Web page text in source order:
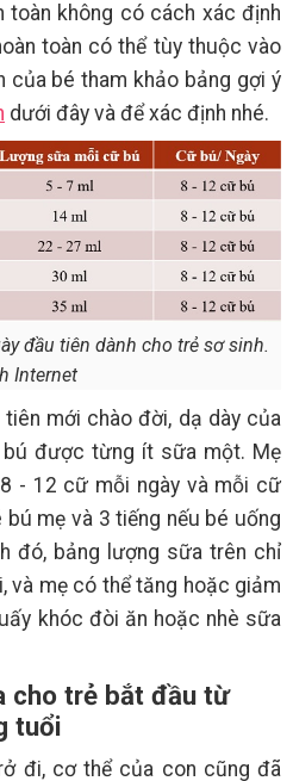
toàn không có cách xác định
toàn có thể tùy thuộc vào
của bé tham khảo bảng gợi ý
dưới đây và để xác định nhé.
đầu tiên dành cho trẻ sơ sinh.
Internet
mới chào đời, dạ dày của
được từng ít sữa một. Mẹ
- 12 cữ mỗi ngày và mỗi cữ
mẹ và 3 tiếng nếu bé uống
đó, bảng lượng sữa trên chỉ
và mẹ có thể tăng hoặc giảm
khóc đòi ăn hoặc nhè sữa
cho trẻ bắt đầu từ
tuổi
đi, cơ thể của con cũng đã